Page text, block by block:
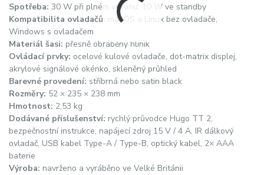
Spotřeba: 30 W při plném výkonu, 10 W ve standby
Kompatibilita ovladačů: macOS a Linux bez ovladače,
Windows s ovladačem
Materiál šasi: přesně obráběný hliník
Ovládací prvky: ocelové kulové ovladače, dot-matrix displej,
akrylové signálové okénko, skleněný průhled
Barevné provedení: stříbrná nebo satin black
Rozměry: 52 × 235 × 238 mm
Hmotnost: 2,53 kg
Dodávané příslušenství: rychlý průvodce Hugo TT 2,
bezpečnostní instrukce, napájecí zdroj 15 V / 4 A, IR dálkový
ovladač, USB kabel Type-A / Type-B, optický kabel, 2× AAA
baterie
Výroba: navrženo a vyráběno ve Velké Británii